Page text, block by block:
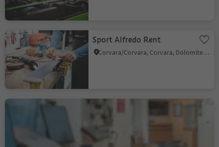
Sport Alfredo Rent
Corvara/Corvara, Corvara, Dolomites Region Alta Badia
Ski Top Badia